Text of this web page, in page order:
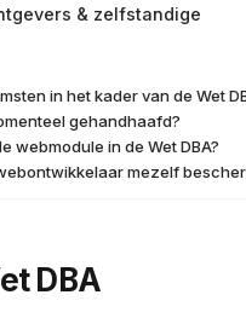
& zelfstandige
in het kader van de Wet
gehandhaafd?
webmodule in de Wet DBA?
mezelf
DBA